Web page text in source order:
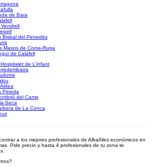
de Bara
Bisbal del Penedès
Masos de Coma-Ruga
de Calafell
de L'infant
Pineda
del Camp
Seca
de La Conca
a los mejores profesionales de Albañiles económicos en
Pide precio y hasta 4 profesionales de tu zona te